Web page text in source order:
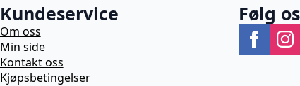
Kundeservice
Om oss
Min side
Kontakt oss
Kjøpsbetingelser
Følg